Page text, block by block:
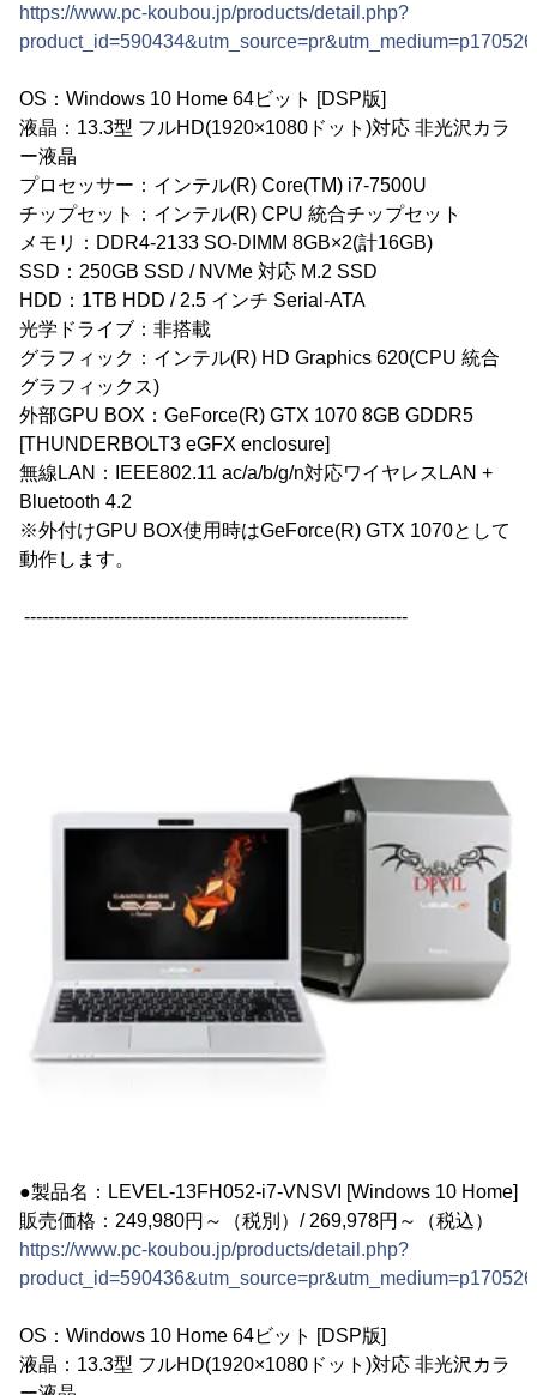
https://www.pc-koubou.jp/products/detail.php?
OS：Windows 10 Home 64ビット [DSP版]
液晶：13.3型 フルHD(1920×1080ドット)対応 非光沢カラ
ー液晶
プロセッサー：インテル(R) Core(TM) i7-7500U
チップセット：インテル(R) CPU 統合チップセット
メモリ：DDR4-2133 SO-DIMM 8GB×2(計16GB)
SSD：250GB SSD / NVMe 対応 M.2 SSD
HDD：1TB HDD / 2.5 インチ Serial-ATA
光学ドライブ：非搭載
グラフィック：インテル(R) HD Graphics 620(CPU 統合
グラフィックス)
外部GPU BOX：GeForce(R) GTX 1070 8GB GDDR5
[THUNDERBOLT3 eGFX enclosure]
無線LAN：IEEE802.11 ac/a/b/g/n対応ワイヤレスLAN +
Bluetooth 4.2
※外付けGPU BOX使用時はGeForce(R) GTX 1070として
動作します。
----------------------------------------------------------------
●製品名：LEVEL-13FH052-i7-VNSVI [Windows 10 Home]
販売価格：249,980円～（税別）/ 269,978円～（税込）
https://www.pc-koubou.jp/products/detail.php?
OS：Windows 10 Home 64ビット [DSP版]
液晶：13.3型 フルHD(1920×1080ドット)対応 非光沢カラ